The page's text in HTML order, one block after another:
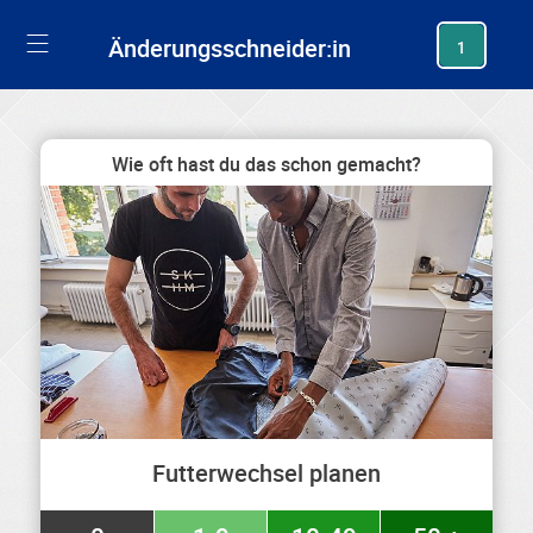
Änderungsschneider:in 1
Wie oft hast du das schon gemacht?
Futterwechsel planen